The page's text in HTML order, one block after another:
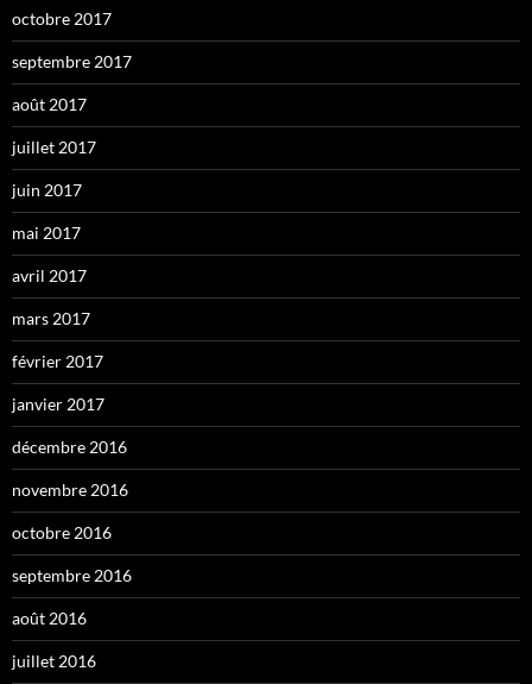
octobre 2017
septembre 2017
août 2017
juillet 2017
juin 2017
mai 2017
avril 2017
mars 2017
février 2017
janvier 2017
décembre 2016
novembre 2016
octobre 2016
septembre 2016
août 2016
juillet 2016